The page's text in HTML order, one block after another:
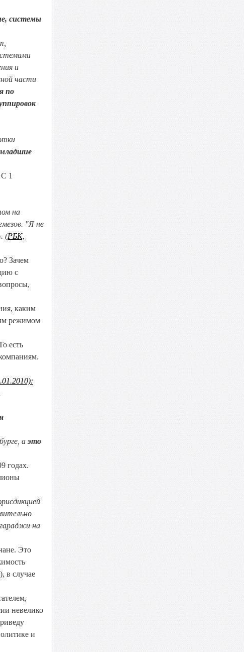
системы
и
части
по
младшие
С 1
на
"Я не
(РБК,
Зачем
с
каким
режимом
есть
аэто
годах.
на
Это
в случае
невелико
и